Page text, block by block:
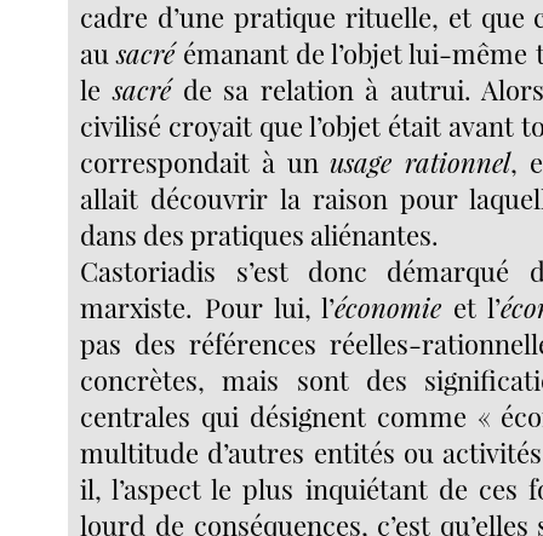
cadre d’une pratique rituelle, et que
ausacréémanant de l’objet lui-
lesacré de sa relation à autrui.
civilisé croyait que l’objet était avant
correspondait à unusage rationnel,
allait découvrir la raison pour
dans des pratiques aliénantes.
Castoriadis s’est donc démarqué
marxiste. Pour lui, l’économie et l’
pas des références réelles-
concrètes, mais sont des
centrales qui désignent comme «
multitude d’autres entités ou
il, l’aspect le plus inquiétant de ces
lourd de conséquences, c’est qu’elles